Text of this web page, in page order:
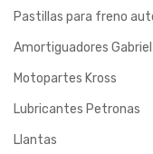
Pastillas para freno
Amortiguadores Gabriel
Motopartes Kross
Lubricantes Petronas
Llantas